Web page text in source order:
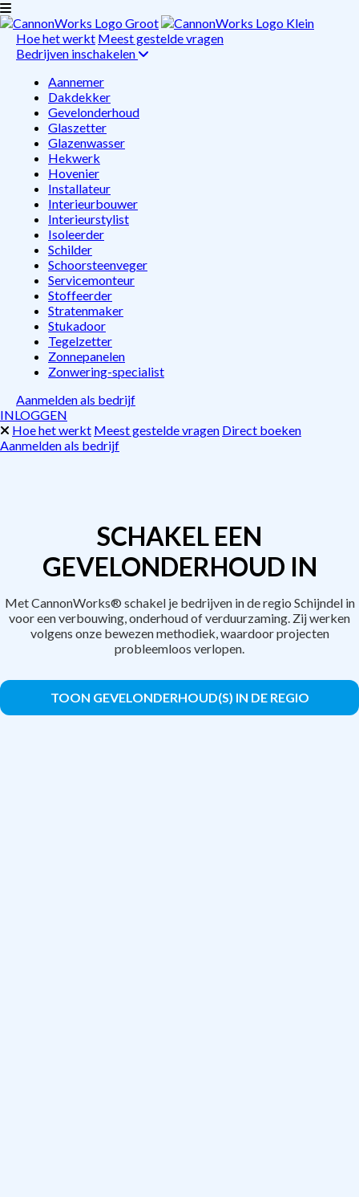
Hoe het werkt Meest gestelde vragen
Bedrijven inschakelen
Aannemer
Dakdekker
Gevelonderhoud
Glaszetter
Glazenwasser
Hekwerk
Hovenier
Installateur
Interieurbouwer
Interieurstylist
Isoleerder
Schilder
Schoorsteenveger
Servicemonteur
Stoffeerder
Stratenmaker
Stukadoor
Tegelzetter
Zonnepanelen
Zonwering-specialist
Aanmelden als bedrijf
INLOGGEN
Hoe het werkt Meest gestelde vragen Direct boeken
Aanmelden als bedrijf
SCHAKEL EEN
GEVELONDERHOUD IN
Met CannonWorks® schakel je bedrijven in de regio Schijndel in
voor een verbouwing, onderhoud of verduurzaming. Zij werken
volgens onze bewezen methodiek, waardoor projecten
probleemloos verlopen.
TOON GEVELONDERHOUD(S) IN DE REGIO